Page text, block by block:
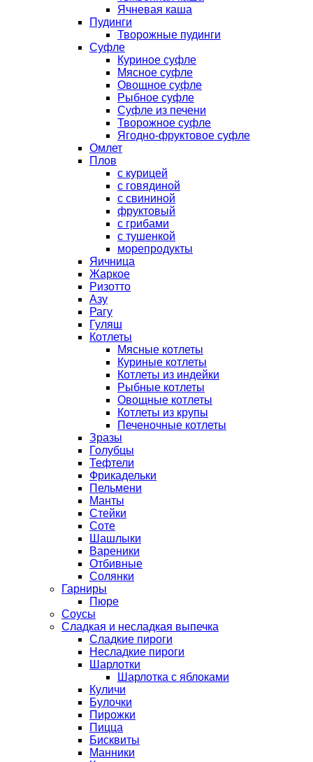
Ячневая каша
Пудинги
Творожные пудинги
Суфле
Куриное суфле
Мясное суфле
Овощное суфле
Рыбное суфле
Суфле из печени
Творожное суфле
Ягодно-фруктовое суфле
Омлет
Плов
с курицей
с говядиной
с свининой
фруктовый
с грибами
с тушенкой
морепродукты
Яичница
Жаркое
Ризотто
Азу
Рагу
Гуляш
Котлеты
Мясные котлеты
Куриные котлеты
Котлеты из индейки
Рыбные котлеты
Овощные котлеты
Котлеты из крупы
Печеночные котлеты
Зразы
Голубцы
Тефтели
Фрикадельки
Пельмени
Манты
Стейки
Соте
Шашлыки
Вареники
Отбивные
Солянки
Гарниры
Пюре
Соусы
Сладкая и несладкая выпечка
Сладкие пироги
Несладкие пироги
Шарлотки
Шарлотка с яблоками
Куличи
Булочки
Пирожки
Пицца
Бисквиты
Манники